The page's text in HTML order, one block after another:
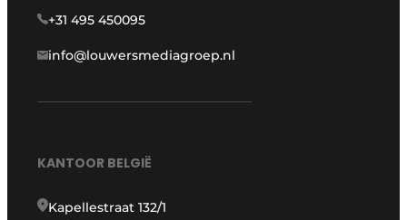
+31 495 450095
info@louwersmediagroep.nl
KANTOOR BELGIË
Kapellestraat 132/1